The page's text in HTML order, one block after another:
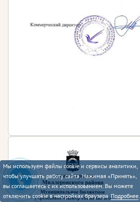
Мы используем файлы cookie и сервисы аналитики,
чтобы улучшать работу сайта. Нажимая «Принять»,
вы соглашаетесь с их использованием. Вы можете
отключить cookie в настройках браузера.Подробнее.